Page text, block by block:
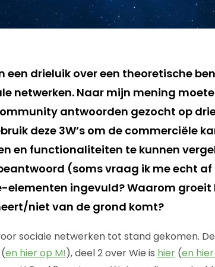
een drieluik over een theoretische
netwerken. Naar mijn mening
antwoorden gezocht op
deze 3W’s om de commerciële
en functionaliteiten te kunnen
(soms vraag ik me echt
elementen ingevuld? Waarom groeit
niet van de grond komt?
sociale netwerken tot stand gekomen.
en hier op M!), deel 2 over Wie is hier(en